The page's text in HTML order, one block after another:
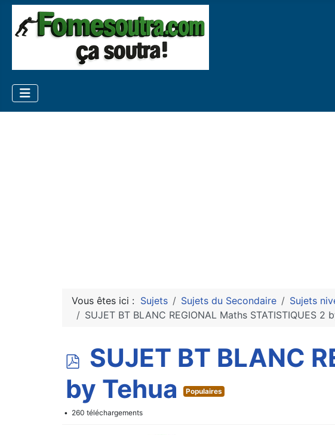
Vous êtes ici : Sujets Sujets du Secondaire
Sujets
SUJET BT BLANC REGIONAL Maths STATISTIQUES 2
p
d
f
SUJET BT BLANC
by Tehua
Populaires
260 téléchargements